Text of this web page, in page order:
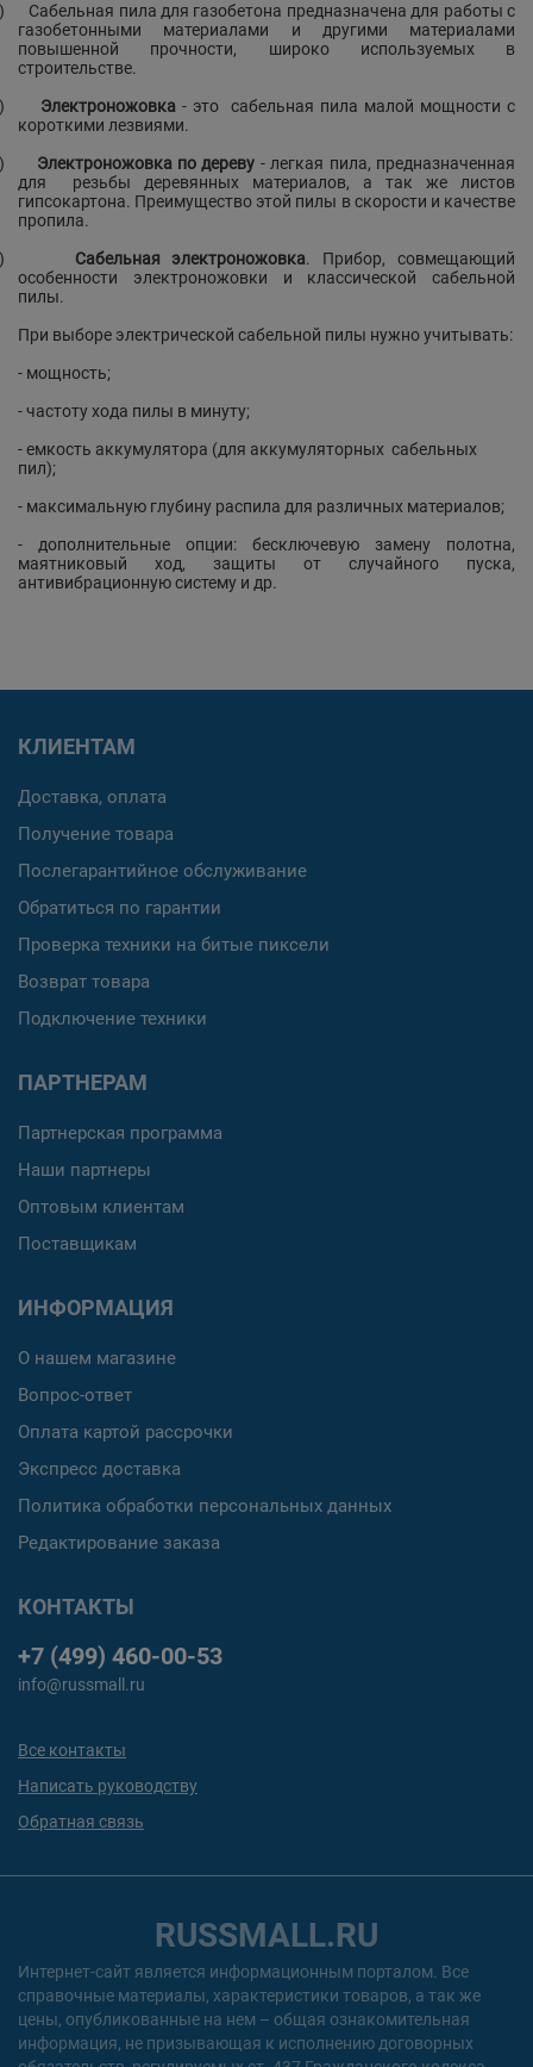
Сабельная пила для газобетона предназначена для работы с
газобетонными материалами и другими материалами
повышенной прочности, широко используемых в
строительстве.
Электроножовка - это
сабельная пила малой мощности с
короткими лезвиями.
Электроножовка по дереву - легкая пила, предназначенная
для
резьбы деревянных материалов, а так же листов
гипсокартона. Преимущество этой пилы в скорости и качестве
пропила.
Сабельная электроножовка. Прибор, совмещающий
особенности электроножовки и классической сабельной
пилы.
При выборе электрической сабельной пилы нужно учитывать:
- мощность;
- частоту хода пилы в минуту;
- емкость аккумулятора (для аккумуляторных сабельных
пил);
- максимальную глубину распила для различных материалов;
- дополнительные опции: бесключевую замену полотна,
маятниковый ход, защиты от случайного пуска,
антивибрационную систему и др.
КЛИЕНТАМ
Доставка, оплата
Получение товара
Послегарантийное обслуживание
Обратиться по гарантии
Проверка техники на битые пиксели
Возврат товара
Подключение техники
ПАРТНЕРАМ
Партнерская программа
Наши партнеры
Оптовым клиентам
Поставщикам
ИНФОРМАЦИЯ
О нашем магазине
Вопрос-ответ
Оплата картой рассрочки
Экспресс доставка
Политика обработки персональных данных
Редактирование заказа
КОНТАКТЫ
+7 (499) 460-00-53
info@russmall.ru
Все контакты
Написать руководству
Обратная связь
RUSSMALL.RU
Интернет-сайт является информационным порталом. Все
справочные материалы, характеристики товаров, а так же
цены, опубликованные на нем – общая ознакомительная
информация, не призывающая к исполнению договорных